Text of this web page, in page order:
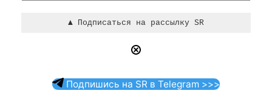
Подпишись на SR в Telegram >>>